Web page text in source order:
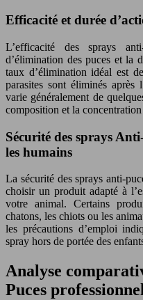
Efficacité et durée
L’efficacité des sprays
d’élimination des puces et la
taux d’élimination idéal est
parasites sont éliminés après
varie généralement de
composition et la
Sécurité des sprays
les humains
La sécurité des sprays anti-
choisir un produit adapté à
votre animal. Certains
chatons, les chiots ou les
les précautions d’emploi
spray hors de portée des
Analyse
Puces